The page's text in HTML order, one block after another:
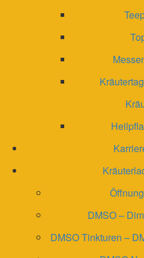
DMSO –
DMSO Tinkturen –